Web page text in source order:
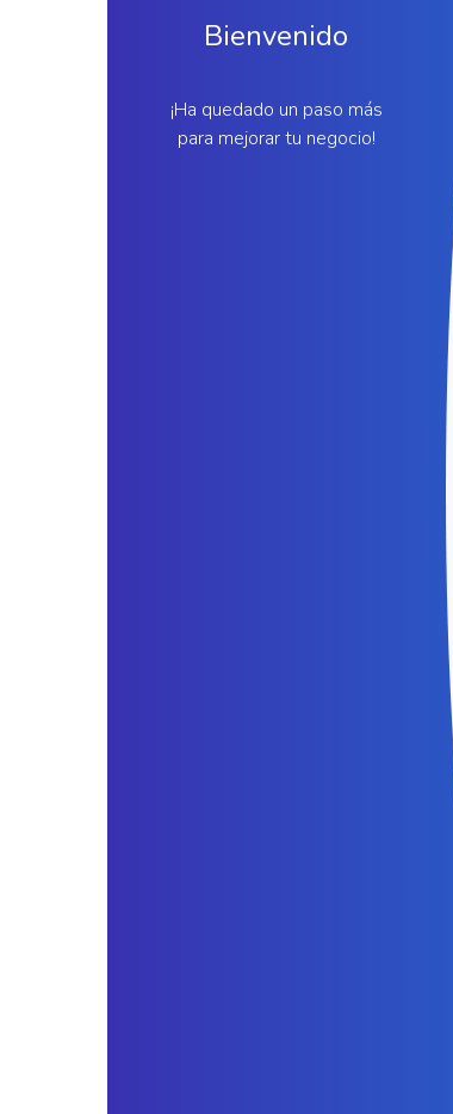
Bienvenido
¡Ha quedado un paso más
para mejorar tu negocio!